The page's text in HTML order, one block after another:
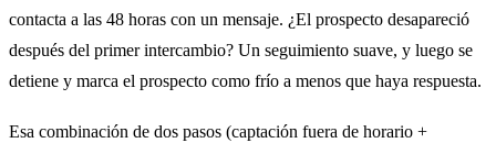
contacta a las 48 horas con un mensaje. ¿El prospecto desapareció
después del primer intercambio? Un seguimiento suave, y luego se
detiene y marca el prospecto como frío a menos que haya respuesta.
Esa combinación de dos pasos (captación fuera de horario +